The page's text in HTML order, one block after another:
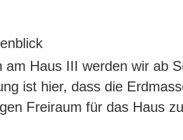
am Haus III werden wir ab
ist hier, dass die
Freiraum für das Haus